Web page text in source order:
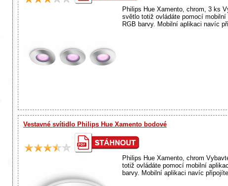
Philips Hue Xamento, chrom, 3 ks
světlo totiž ovládáte pomocí
RGB barvy. Mobilní aplikaci navíc
Vestavné svítidlo Philips Hue Xamento bodové
Philips Hue Xamento, chrom
totiž ovládáte pomocí mobilní
barvy. Mobilní aplikaci navíc